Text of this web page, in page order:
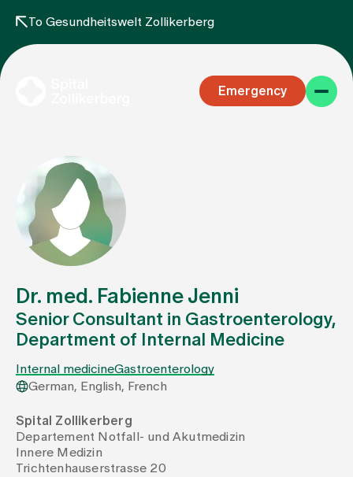
To Gesundheitswelt Zollikerberg
Emergency
Specialist areas
Stay
Team
Assigning
Events
Dr. med. Fabienne Jenni
Senior Consultant in Gastroenterology,
Department of Internal Medicine
Internal medicineGastroenterology
German, English, French
Spital Zollikerberg
Departement Notfall- und Akutmedizin
Innere Medizin
Trichtenhauserstrasse 20